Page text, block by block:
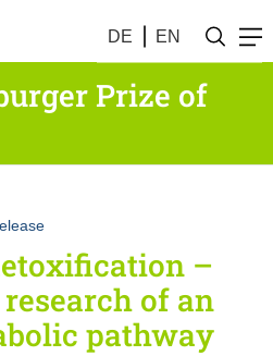
DE EN
Prize of
–
of an
pathway